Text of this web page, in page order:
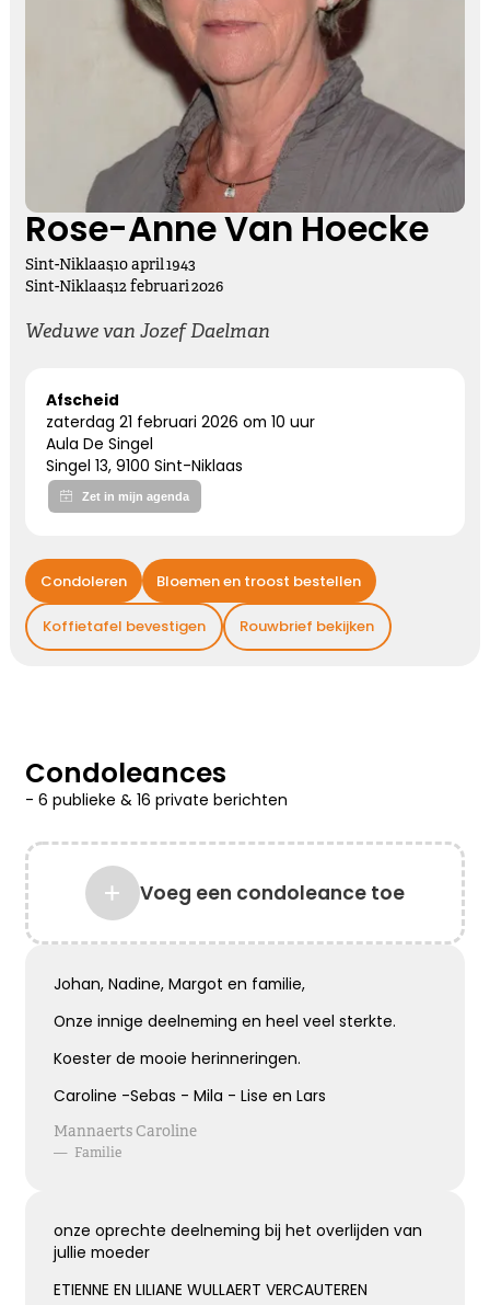
Rose-Anne Van Hoecke
Sint-Niklaas,10april1943
Sint-Niklaas,12februari2026
Weduwe van Jozef Daelman
Afscheid
zaterdag 21 februari 2026 om 10 uur
Aula De Singel
Singel 13, 9100 Sint-Niklaas
Condoleren Bloemen en troost bestellen
Koffietafel bevestigen Rouwbrief bekijken
Condoleances
- 6 publieke & 16 private berichten
Voeg een condoleance toe
Johan, Nadine, Margot en familie,
Onze innige deelneming en heel veel sterkte.
Koester de mooie herinneringen.
Caroline -Sebas - Mila - Lise en Lars
Mannaerts Caroline
— Familie
onze oprechte deelneming bij het overlijden van
jullie moeder
ETIENNE EN LILIANE WULLAERT VERCAUTEREN
Kies dit gedicht
Vasthouden bij afscheid
Afscheid nemen, is niet loslaten
Het is een andere manier van vasthouden
Kies dit gedicht
Nooit meer hier, maar altijd bij ons.
Kies dit gedicht
Gedachten bij jou
We willen je even zeggen dat we aan je denken,
Waar rouw is, is liefde. Waar liefde is, geven
herinneringen voor altijd troost
Bijzonder persoon gemist
De wereld mist een heel bijzonder iemand.
Een dierbaar, geliefd persoon.
Uniek en onvervangbaar.
Kies dit gedicht